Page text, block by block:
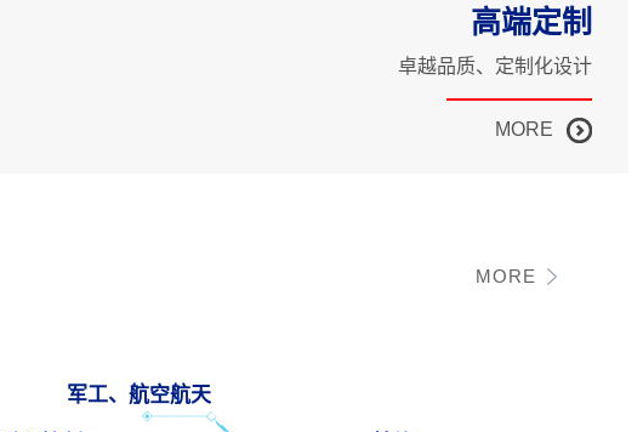
高端定制
卓越品质、定制化设计
MORE
MORE
军工、航空航天